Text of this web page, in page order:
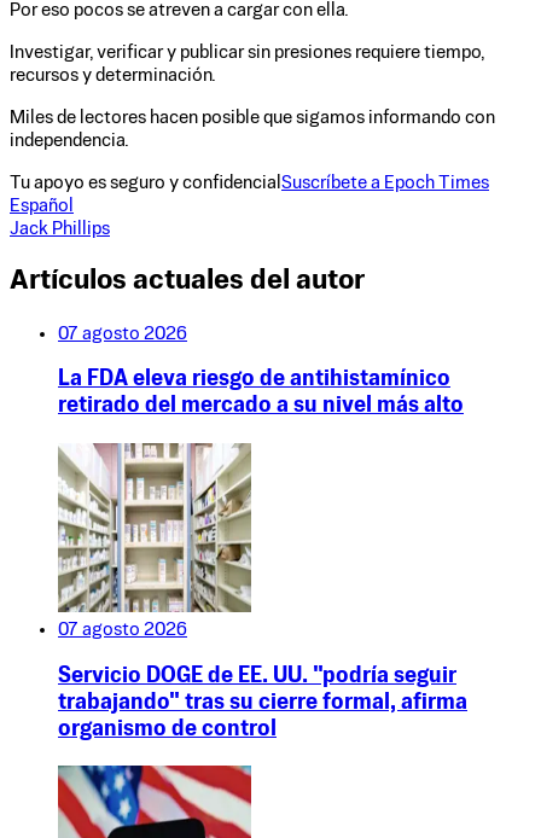
Por eso pocos se atreven a cargar con ella.
Investigar, verificar y publicar sin presiones requiere tiempo,
recursos y determinación.
Miles de lectores hacen posible que sigamos informando con
independencia.
Tu apoyo es seguro y confidencial Suscríbete a Epoch Times
Español
Jack Phillips
Artículos actuales del autor
07 agosto 2026
La FDA eleva riesgo de antihistamínico
retirado del mercado a su nivel más alto
07 agosto 2026
Servicio DOGE de EE. UU. "podría seguir
trabajando" tras su cierre formal, afirma
organismo de control